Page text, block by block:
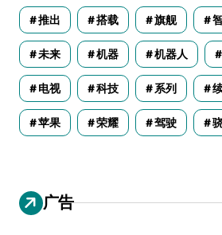
推出 搭载 旗舰
未来 机器 机器人
电视 科技 系列
苹果 荣耀 驾驶
广告